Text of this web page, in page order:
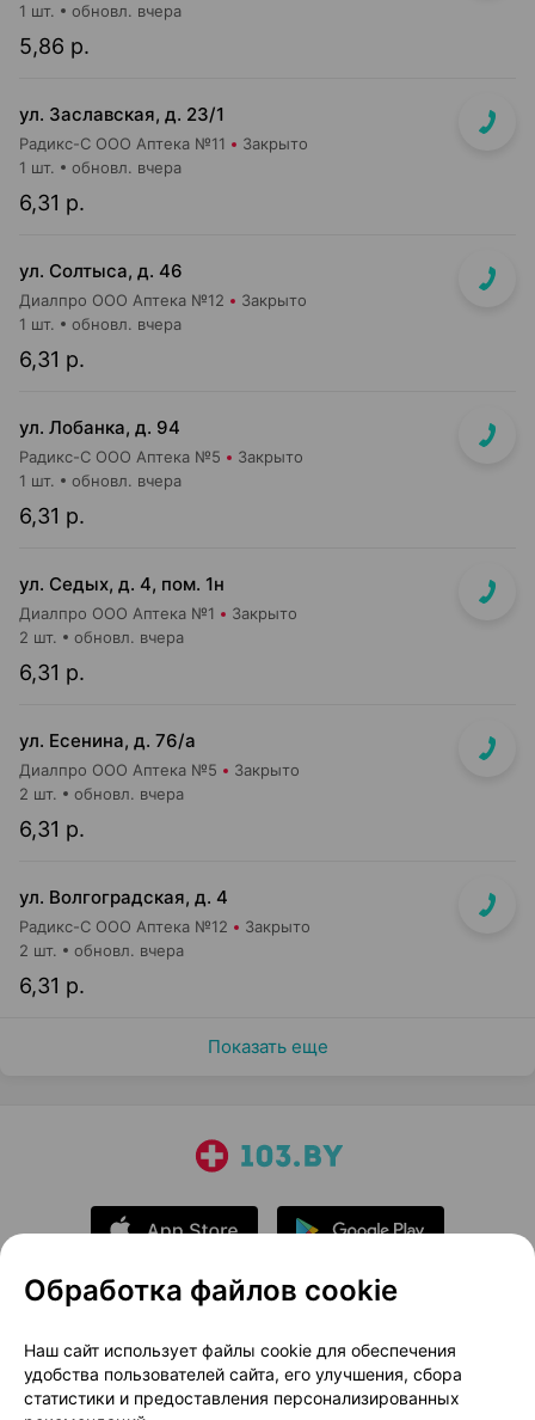
5,86 р.
1 шт. обновл. вчера
ул. Заславская, д. 23/1
Радикс-С ООО Аптека №11 Закрыто
6,31 р.
1 шт. обновл. вчера
ул. Солтыса, д. 46
Диалпро ООО Аптека №12 Закрыто
6,31 р.
1 шт. обновл. вчера
ул. Лобанка, д. 94
Радикс-С ООО Аптека №5 Закрыто
6,31 р.
1 шт. обновл. вчера
ул. Седых, д. 4, пом. 1н
Диалпро ООО Аптека №1 Закрыто
6,31 р.
2 шт. обновл. вчера
ул. Есенина, д. 76/а
Диалпро ООО Аптека №5 Закрыто
6,31 р.
2 шт. обновл. вчера
ул. Волгоградская, д. 4
Радикс-С ООО Аптека №12 Закрыто
6,31 р.
2 шт. обновл. вчера
Показать еще
О проекте
Новости проекта
Размещение рекламы
Медицинский маркетинг
Публичный договор
Доставка
Обработка файлов cookie
Наш сайт использует файлы cookie для обеспечения
удобства пользователей сайта, его улучшения, сбора
статистики и предоставления персонализированных